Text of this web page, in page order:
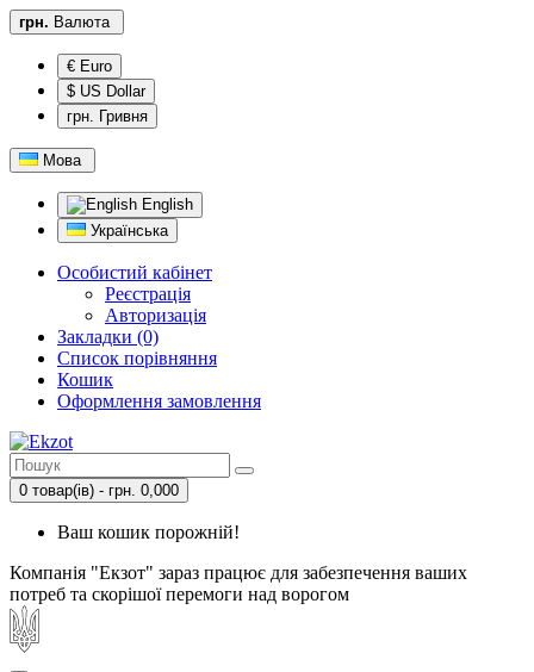
грн. Валюта
€ Euro
$ US Dollar
грн. Гривня
Мова
English
Українська
Особистий кабінет
Реєстрація
Авторизація
Закладки (0)
Список порівняння
Кошик
Оформлення замовлення
0 товар(ів) - грн. 0,000
Ваш кошик порожній!
Компанія "Екзот" зараз працює для забезпечення ваших
потреб та скорішої перемоги над ворогом